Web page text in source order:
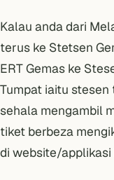
Kalau anda dari
terus ke Stetsen
ERT Gemas ke
Tumpat iaitu stesen
sehala mengambil
tiket berbeza
di website/applikasi